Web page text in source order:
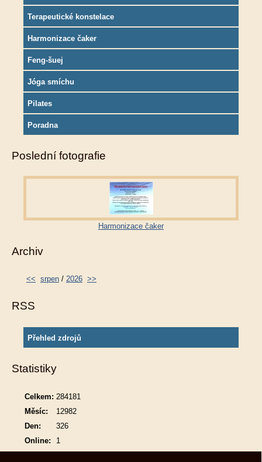
Terapeutické konstelace
Harmonizace čaker
Feng-šuej
Jóga smíchu
Pilates
Poradna
Poslední fotografie
Harmonizace čaker
Archiv
<< srpen / 2026 >>
RSS
Přehled zdrojů
Statistiky
Online: 1
Celkem: 284181
Měsíc:
12982
Den:
326